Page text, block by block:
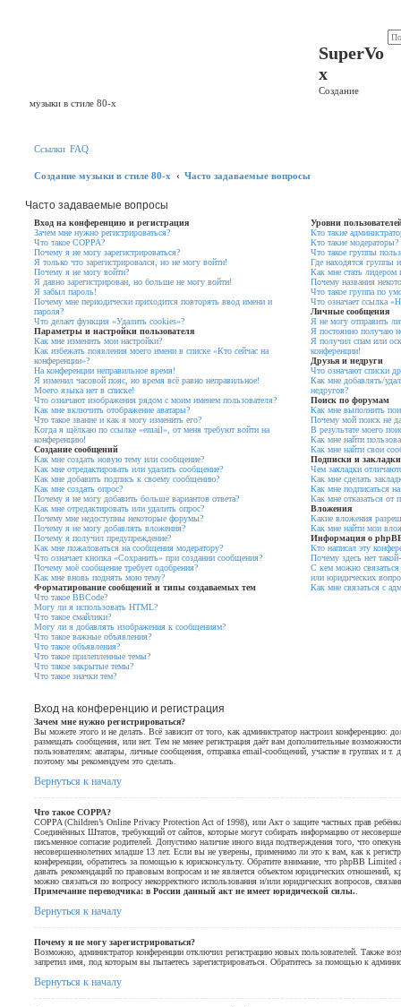
SuperVo
x
Создание
музыки в стиле 80-х
Ссылки FAQ
Создание музыки в стиле 80-х Часто задаваемые вопросы
Часто задаваемые вопросы
Вход на конференцию и регистрация
Зачем мне нужно регистрироваться?
Что такое COPPA?
Почему я не могу зарегистрироваться?
Я только что зарегистрировался, но не могу войти!
Почему я не могу войти?
Я давно зарегистрирован, но больше не могу войти!
Я забыл пароль!
Почему мне периодически приходится повторять ввод имени и
пароля?
Что делает функция «Удалить cookies»?
Параметры и настройки пользователя
Как мне изменить мои настройки?
Как избежать появления моего имени в списке «Кто сейчас на
конференции»?
На конференции неправильное время!
Я изменил часовой пояс, но время всё равно неправильное!
Моего языка нет в списке!
Что означают изображения рядом с моим именем пользователя?
Как мне включить отображение аватары?
Что такое звание и как я могу изменить его?
Когда я щёлкаю по ссылке «email», от меня требуют войти на
конференцию!
Создание сообщений
Как мне создать новую тему или сообщение?
Как мне отредактировать или удалить сообщение?
Как мне добавить подпись к своему сообщению?
Как мне создать опрос?
Почему я не могу добавить больше вариантов ответа?
Как мне отредактировать или удалить опрос?
Почему мне недоступны некоторые форумы?
Почему я не могу добавлять вложения?
Почему я получил предупреждение?
Как мне пожаловаться на сообщения модератору?
Что означает кнопка «Сохранить» при создании сообщения?
Почему моё сообщение требует одобрения?
Как мне вновь поднять мою тему?
Форматирование сообщений и типы создаваемых тем
Что такое BBCode?
Могу ли я использовать HTML?
Что такое смайлики?
Могу ли я добавлять изображения к сообщениям?
Что такое важные объявления?
Что такое объявления?
Что такое прилепленные темы?
Что такое закрытые темы?
Что такое значки тем?
Уровни
Кто такие
Кто такие модераторы?
Что такое группы
Где находятся группы
Как мне стать лидером
Почему названия
Что такое группа по
Что означает ссылка
Личные сообщения
Я не могу отправить
Я постоянно получаю
Я получил спам или
конференции!
Друзья и недруги
Что означают списки
Как мне добавлять/
недругов?
Поиск по форумам
Как мне выполнить
Почему мой поиск не
В результате моего
Как мне найти
Как мне найти свои
Подписки и закладки
Чем закладки
Как мне сделать
Как мне подписаться
Как мне отказаться от
Вложения
Какие вложения
Как мне найти мои
Информация о
Кто написал эту
Почему здесь нет
С кем можно связаться
или юридических
Как мне связаться с
Вход на конференцию и регистрация
Зачем мне нужно регистрироваться?
Вы можете этого и не делать. Всё зависит от того, как администратор настроил конференцию:
размещать сообщения, или нет. Тем не менее регистрация даёт вам дополнительные
пользователям: аватары, личные сообщения, отправка email-сообщений, участие в группах и т.
поэтому мы рекомендуем это сделать.
Вернуться к началу
Что такое COPPA?
COPPA (Children’s Online Privacy Protection Act of 1998), или Акт о защите частных прав
Соединённых Штатов, требующий от сайтов, которые могут собирать информацию от
письменное согласие родителей. Допустимо наличие иного вида подтверждения того, что
несовершеннолетних младше 13 лет. Если вы не уверены, применимо ли это к вам, как к
конференции, обратитесь за помощью к юрисконсульту. Обратите внимание, что phpBB Limited
давать рекомендаций по правовым вопросам и не является объектом юридических отношений,
можно связаться по вопросу некорректного использования и/или юридических вопросов,
Примечание переводчика: в России данный акт не имеет юридической силы..
Вернуться к началу
Почему я не могу зарегистрироваться?
Возможно, администратор конференции отключил регистрацию новых пользователей. Также
запретил имя, под которым вы пытаетесь зарегистрироваться. Обратитесь за помощью к
Вернуться к началу